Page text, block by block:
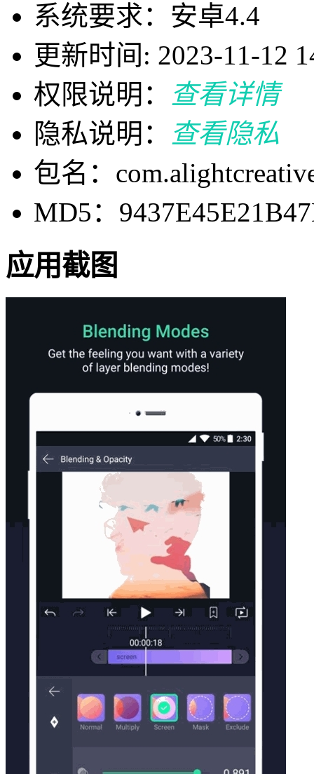
系统要求：安卓4.4
更新时间: 2023-11-12
权限说明：
查看详情
隐私说明：
查看隐私
包名：
MD5：
应用截图